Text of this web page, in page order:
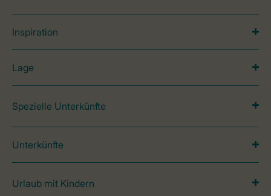
Inspiration
Lage
Spezielle Unterkünfte
Unterkünfte
Urlaub mit Kindern